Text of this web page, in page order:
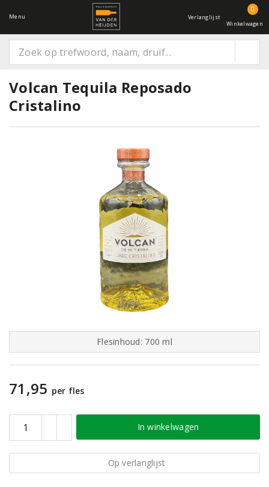
Menu Verlanglijst
0
Winkelwagen
Volcan Tequila Reposado
Cristalino
Flesinhoud: 700 ml
71,95 per fles
In winkelwagen
Op verlanglijst